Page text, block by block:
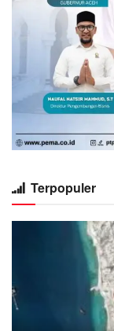
Terpopuler